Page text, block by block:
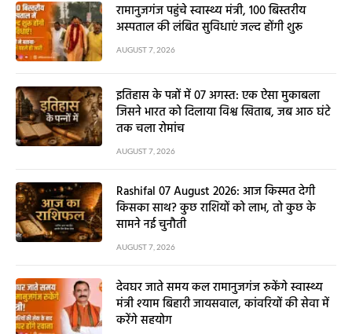
रामानुजगंज पहुंचे स्वास्थ्य मंत्री, 100 बिस्तरीय
अस्पताल की लंबित सुविधाएं जल्द होंगी शुरू
AUGUST 7, 2026
इतिहास के पन्नों में 07 अगस्त: एक ऐसा मुकाबला
जिसने भारत को दिलाया विश्व खिताब, जब आठ घंटे
तक चला रोमांच
AUGUST 7, 2026
Rashifal 07 August 2026: आज किस्मत देगी
किसका साथ? कुछ राशियों को लाभ, तो कुछ के
सामने नई चुनौती
AUGUST 7, 2026
देवघर जाते समय कल रामानुजगंज रुकेंगे स्वास्थ्य
मंत्री श्याम बिहारी जायसवाल, कांवरियों की सेवा में
करेंगे सहयोग